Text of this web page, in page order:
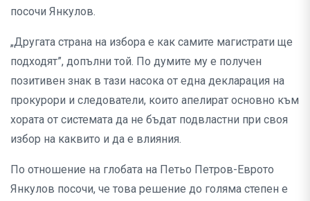
посочи Янкулов.
„Другата страна на избора е как самите магистрати ще
подходят”, допълни той. По думите му е получен
позитивен знак в тази насока от една декларация на
прокурори и следователи, които апелират основно към
хората от системата да не бъдат подвластни при своя
избор на каквито и да е влияния.
По отношение на глобата на Петьо Петров-Еврото
Янкулов посочи, че това решение до голяма степен е